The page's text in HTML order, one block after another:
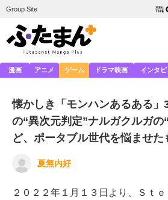
Group Site
漫画 アニメ ゲーム ドラマ映画 インタ
懐かしき「モンハンあるある」
の“異次元判定”ナルガクルガの
ど、ポータブル世代を悩ませた
夏無内好
２０２２年１月１３日より、Ｓｔ